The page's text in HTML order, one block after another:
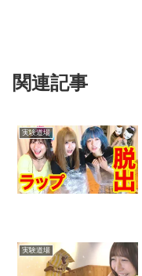
関連記事
実験道場
実験道場